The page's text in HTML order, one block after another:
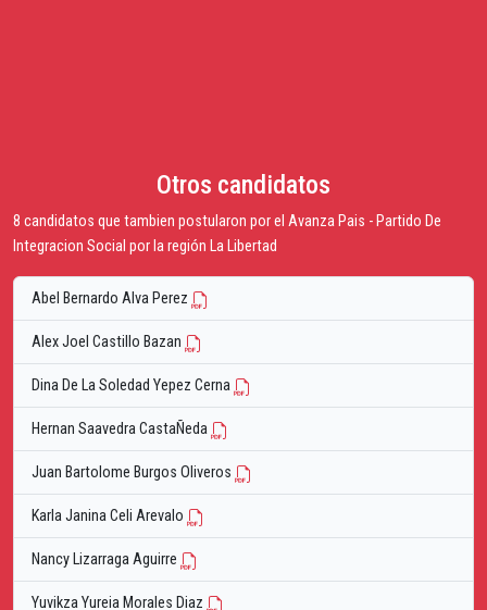
Otros candidatos
8 candidatos que tambien postularon por el Avanza Pais - Partido De
Integracion Social por la región La Libertad
Abel Bernardo Alva Perez
Alex Joel Castillo Bazan
Dina De La Soledad Yepez Cerna
Hernan Saavedra CastaÑeda
Juan Bartolome Burgos Oliveros
Karla Janina Celi Arevalo
Nancy Lizarraga Aguirre
Yuvikza Yureia Morales Diaz